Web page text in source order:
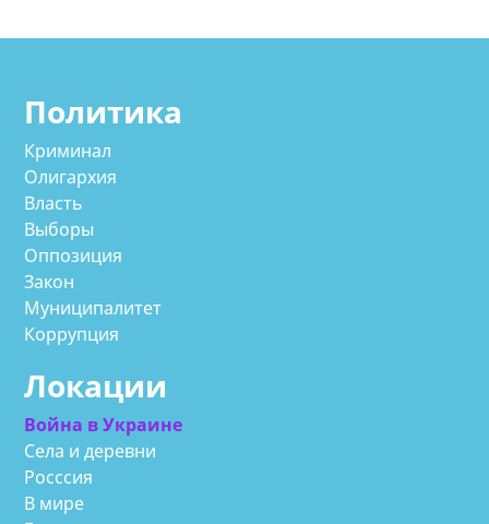
Политика
Криминал
Олигархия
Власть
Выборы
Оппозиция
Закон
Муниципалитет
Коррупция
Локации
Война в Украине
Села и деревни
Росссия
В мире